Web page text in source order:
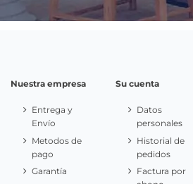
Nuestra empresa
Entrega y
Envío
Metodos de
pago
Garantía
Su cuenta
Datos
personales
Historial de
pedidos
Factura por